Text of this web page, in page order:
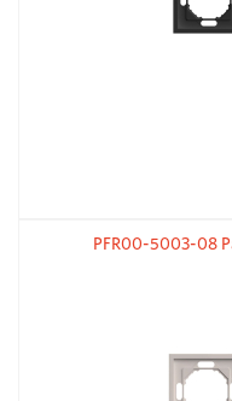
PFR00-5003-08